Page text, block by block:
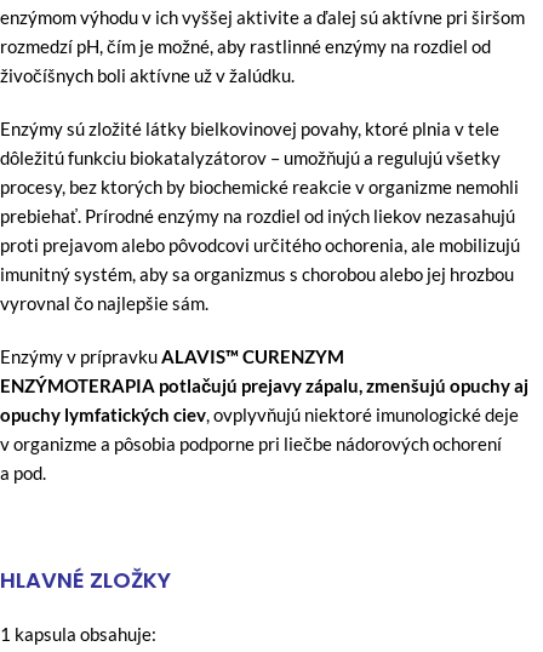
enzýmom výhodu v ich vyššej aktivite a ďalej sú aktívne pri širšom
rozmedzí pH, čím je možné, aby rastlinné enzýmy na rozdiel od
živočíšnych boli aktívne už v žalúdku.
Enzýmy sú zložité látky bielkovinovej povahy, ktoré plnia v tele
dôležitú funkciu biokatalyzátorov – umožňujú a regulujú všetky
procesy, bez ktorých by biochemické reakcie v organizme nemohli
prebiehať. Prírodné enzýmy na rozdiel od iných liekov nezasahujú
proti prejavom alebo pôvodcovi určitého ochorenia, ale mobilizujú
imunitný systém, aby sa organizmus s chorobou alebo jej hrozbou
vyrovnal čo najlepšie sám.
Enzýmy v prípravku ALAVIS™ CURENZYM
ENZÝMOTERAPIA potlačujú prejavy zápalu, zmenšujú opuchy aj
opuchy lymfatických ciev , ovplyvňujú niektoré imunologické deje
v organizme a pôsobia podporne pri liečbe nádorových ochorení
a pod.
HLAVNÉ ZLOŽKY
1 kapsula obsahuje: